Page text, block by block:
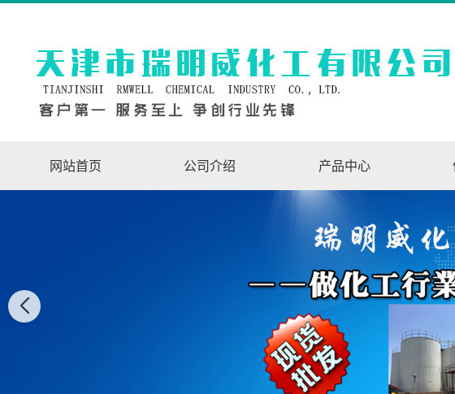
网站首页 公司介绍 产品中心